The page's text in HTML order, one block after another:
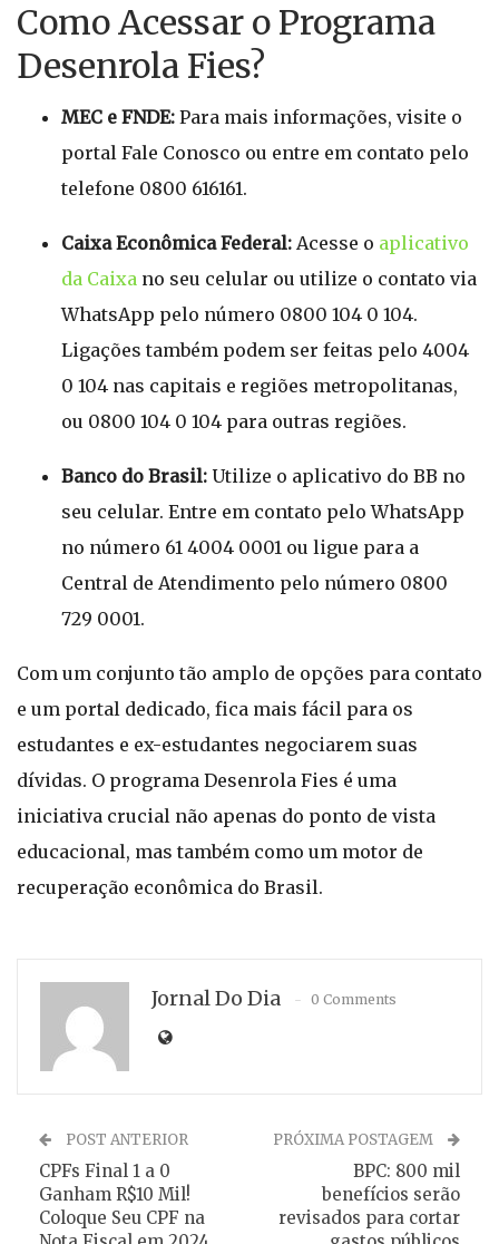
Como Acessar o Programa
Desenrola Fies?
MEC e FNDE: Para mais informações, visite o
portal Fale Conosco ou entre em contato pelo
telefone 0800 616161.
Caixa Econômica Federal: Acesse o aplicativo
da Caixa no seu celular ou utilize o contato via
WhatsApp pelo número 0800 104 0 104.
Ligações também podem ser feitas pelo 4004
0 104 nas capitais e regiões metropolitanas,
ou 0800 104 0 104 para outras regiões.
Banco do Brasil: Utilize o aplicativo do BB no
seu celular. Entre em contato pelo WhatsApp
no número 61 4004 0001 ou ligue para a
Central de Atendimento pelo número 0800
729 0001.
Com um conjunto tão amplo de opções para contato
e um portal dedicado, fica mais fácil para os
estudantes e ex-estudantes negociarem suas
dívidas. O programa Desenrola Fies é uma
iniciativa crucial não apenas do ponto de vista
educacional, mas também como um motor de
recuperação econômica do Brasil.
Jornal Do Dia 0 Comments
POST ANTERIOR
CPFs Final 1 a 0
Ganham R$10 Mil!
Coloque Seu CPF na
PRÓXIMA POSTAGEM
BPC: 800 mil
benefícios serão
revisados para cortar